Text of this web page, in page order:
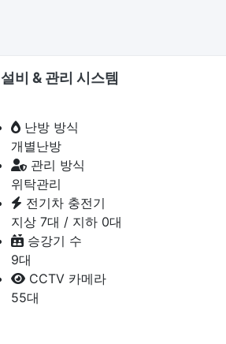
설비 & 관리 시스템
난방 방식
개별난방
관리 방식
위탁관리
전기차 충전기
지상 7대 / 지하 0대
승강기 수
9대
CCTV 카메라
55대